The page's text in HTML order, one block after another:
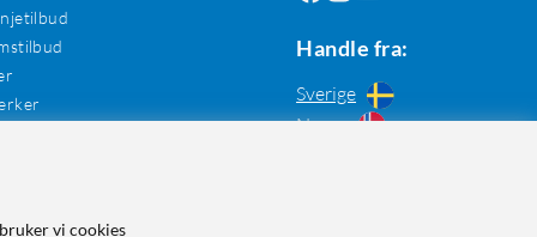
Handle fra:
Sverige
Norge
vi cookies